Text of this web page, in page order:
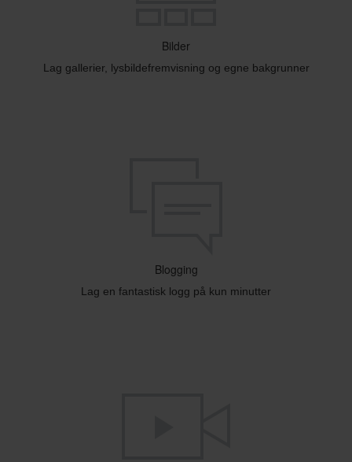
Bilder
Lag gallerier, lysbildefremvisning og egne bakgrunner
Blogging
Lag en fantastisk logg på kun minutter